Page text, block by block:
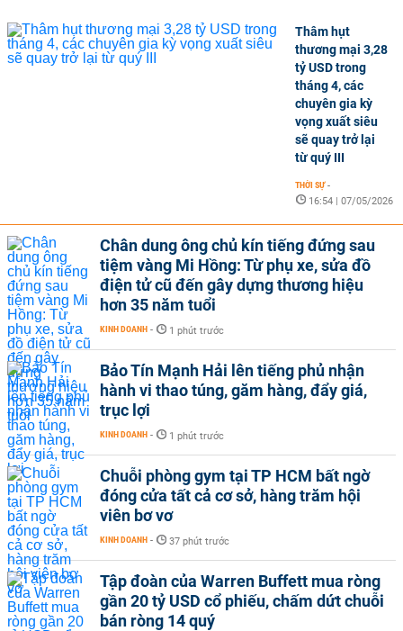
Thâm hụt
thương mại 3,28
tỷ USD trong
tháng 4, các
chuyên gia kỳ
vọng xuất siêu
sẽ quay trở lại
từ quý III
THỜI SỰ -
16:54 | 07/05/2026
Chân dung ông chủ kín tiếng đứng sau
tiệm vàng Mi Hồng: Từ phụ xe, sửa đồ
điện tử cũ đến gây dựng thương hiệu
hơn 35 năm tuổi
KINH DOANH - 1 phút trước
Bảo Tín Mạnh Hải lên tiếng phủ nhận
hành vi thao túng, găm hàng, đẩy giá,
trục lợi
KINH DOANH - 1 phút trước
Chuỗi phòng gym tại TP HCM bất ngờ
đóng cửa tất cả cơ sở, hàng trăm hội
viên bơ vơ
KINH DOANH - 37 phút trước
Tập đoàn của Warren Buffett mua ròng
gần 20 tỷ USD cổ phiếu, chấm dứt chuỗi
bán ròng 14 quý